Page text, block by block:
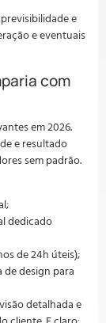
e
e eventuais
com
em 2026.
e resultado
sem padrão.
dedicado
de 24h úteis);
design para
detalhada e